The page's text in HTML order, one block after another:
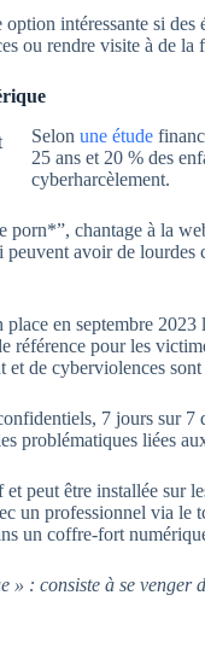
intéressante si des
ou rendre visite à de
Selon une étude
25 ans et 20 % des
cyberharcèlement.
porn*”, chantage à la
avoir de lourdes
place en septembre
référence pour les
et de cyberviolences
7 jours sur
problématiques liées
peut être installée sur
un professionnel via le
un coffre-fort
: consiste à se